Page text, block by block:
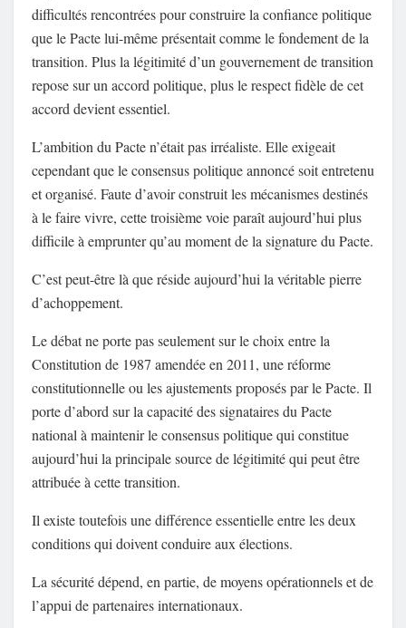
difficultés rencontrées pour construire la confiance politique
que le Pacte lui-même présentait comme le fondement de la
transition. Plus la légitimité d’un gouvernement de transition
repose sur un accord politique, plus le respect fidèle de cet
accord devient essentiel.
L’ambition du Pacte n’était pas irréaliste. Elle exigeait
cependant que le consensus politique annoncé soit entretenu
et organisé. Faute d’avoir construit les mécanismes destinés
à le faire vivre, cette troisième voie paraît aujourd’hui plus
difficile à emprunter qu’au moment de la signature du Pacte.
C’est peut-être là que réside aujourd’hui la véritable pierre
d’achoppement.
Le débat ne porte pas seulement sur le choix entre la
Constitution de 1987 amendée en 2011, une réforme
constitutionnelle ou les ajustements proposés par le Pacte. Il
porte d’abord sur la capacité des signataires du Pacte
national à maintenir le consensus politique qui constitue
aujourd’hui la principale source de légitimité qui peut être
attribuée à cette transition.
Il existe toutefois une différence essentielle entre les deux
conditions qui doivent conduire aux élections.
La sécurité dépend, en partie, de moyens opérationnels et de
l’appui de partenaires internationaux.